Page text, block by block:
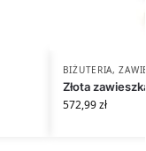
BIŻUTERIA,
Złota
572,99zł